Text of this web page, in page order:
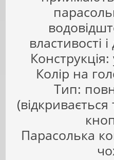
властивості
Колір на
Тип:
Парасолька